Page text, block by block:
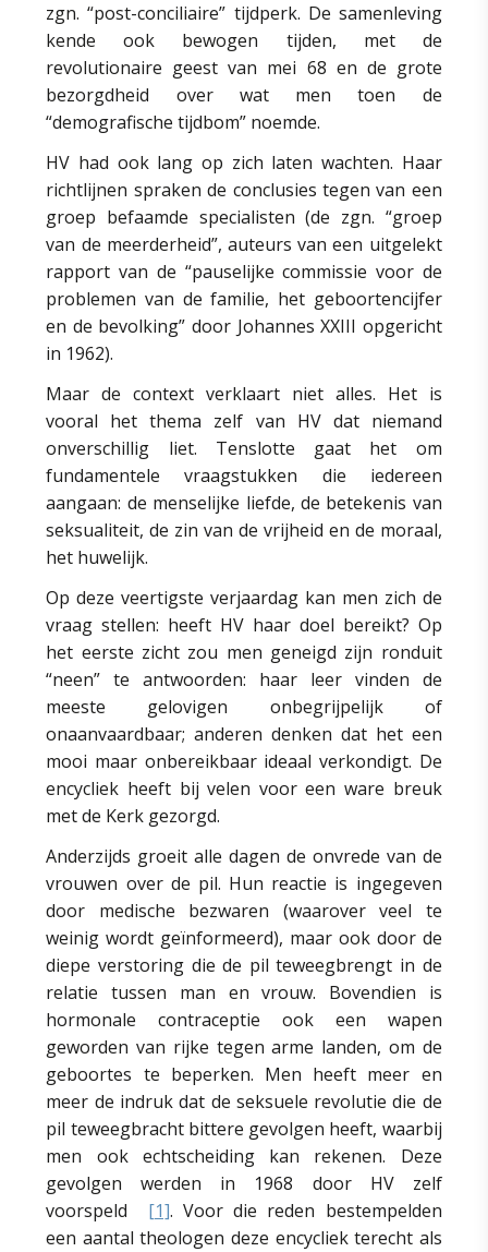
zgn. “post-conciliaire” tijdperk. De samenleving
kende ook bewogen tijden, met de
revolutionaire geest van mei 68 en de grote
bezorgdheid over wat men toen de
“demografische tijdbom” noemde.
HV had ook lang op zich laten wachten. Haar
richtlijnen spraken de conclusies tegen van een
groep befaamde specialisten (de zgn. “groep
van de meerderheid”, auteurs van een uitgelekt
rapport van de “pauselijke commissie voor de
problemen van de familie, het geboortencijfer
en de bevolking” door Johannes XXIII opgericht
in 1962).
Maar de context verklaart niet alles. Het is
vooral het thema zelf van HV dat niemand
onverschillig liet. Tenslotte gaat het om
fundamentele vraagstukken die iedereen
aangaan: de menselijke liefde, de betekenis van
seksualiteit, de zin van de vrijheid en de moraal,
het huwelijk.
Op deze veertigste verjaardag kan men zich de
vraag stellen: heeft HV haar doel bereikt? Op
het eerste zicht zou men geneigd zijn ronduit
“neen” te antwoorden: haar leer vinden de
meeste gelovigen onbegrijpelijk of
onaanvaardbaar; anderen denken dat het een
mooi maar onbereikbaar ideaal verkondigt. De
encycliek heeft bij velen voor een ware breuk
met de Kerk gezorgd.
Anderzijds groeit alle dagen de onvrede van de
vrouwen over de pil. Hun reactie is ingegeven
door medische bezwaren (waarover veel te
weinig wordt geïnformeerd), maar ook door de
diepe verstoring die de pil teweegbrengt in de
relatie tussen man en vrouw. Bovendien is
hormonale contraceptie ook een wapen
geworden van rijke tegen arme landen, om de
geboortes te beperken. Men heeft meer en
meer de indruk dat de seksuele revolutie die de
pil teweegbracht bittere gevolgen heeft, waarbij
men ook echtscheiding kan rekenen. Deze
gevolgen werden in 1968 door HV zelf
voorspeld [1]. Voor die reden bestempelden
een aantal theologen deze encycliek terecht als